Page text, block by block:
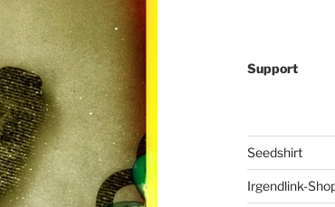
Support
Seedshirt
Irgendlink-